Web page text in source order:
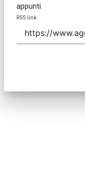
appunti.
RSS link